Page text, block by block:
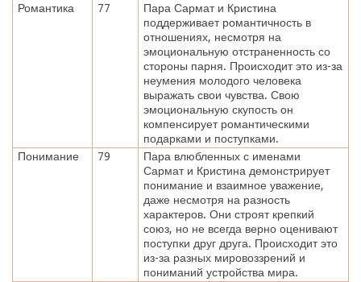
Романтика 77
Пара Сармат и Кристина
поддерживает романтичность в
отношениях, несмотря на
эмоциональную отстраненность со
стороны парня. Происходит это из-за
неумения молодого человека
выражать свои чувства. Свою
эмоциональную скупость он
компенсирует романтическими
подарками и поступками.
Понимание
79
Пара влюбленных с именами
Сармат и Кристина демонстрирует
понимание и взаимное уважение,
даже несмотря на разность
характеров. Они строят крепкий
союз, но не всегда верно оценивают
поступки друг друга. Происходит это
из-за разных мировоззрений и
пониманий устройства мира.